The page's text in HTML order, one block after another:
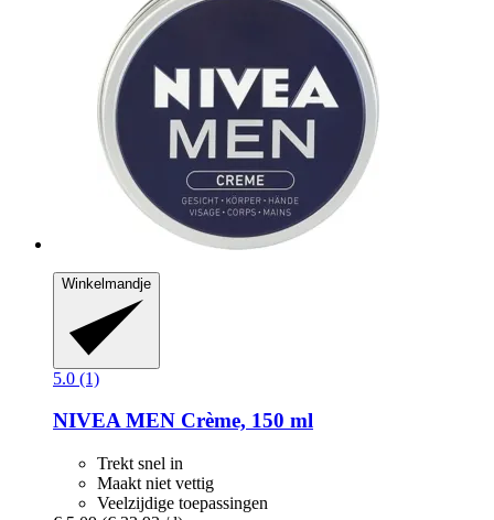
Winkelmandje
5.0 (1)
NIVEAMEN Crème, 150 ml
Trekt snel in
Maakt niet vettig
Veelzijdige toepassingen